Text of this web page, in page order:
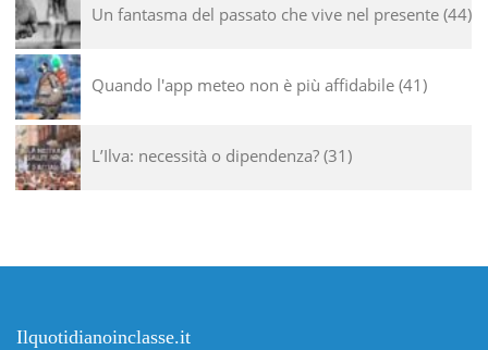
Un fantasma del passato che vive nel presente 44
Quando l'app meteo non è più affidabile 41
L’Ilva: necessità o dipendenza? 31
Ilquotidianoinclasse.it